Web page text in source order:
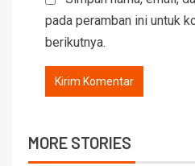
pada peramban ini untuk
berikutnya.
MORE STORIES